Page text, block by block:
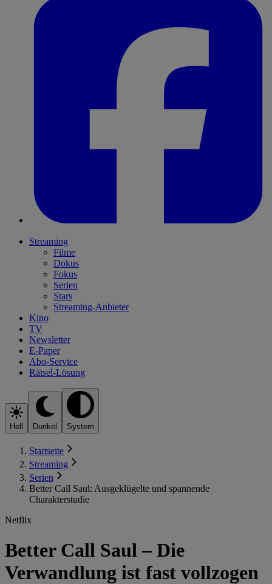
Streaming
Filme
Dokus
Fokus
Serien
Stars
Streaming-Anbieter
Kino
TV
Newsletter
E-Paper
Abo-Service
Rätsel-Lösung
Hell Dunkel System
Startseite
Streaming
Serien
Better Call Saul: Ausgeklügelte und spannende
Charakterstudie
Netflix
Better Call Saul – Die
Verwandlung ist fast vollzogen